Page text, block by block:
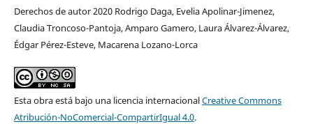
Derechos de autor 2020 Rodrigo Daga, Evelia Apolinar-Jimenez,
Claudia Troncoso-Pantoja, Amparo Gamero, Laura Álvarez-Álvarez,
Édgar Pérez-Esteve, Macarena Lozano-Lorca
Esta obra está bajo una licencia internacionalCreative Commons
Atribución-NoComercial-CompartirIgual 4.0.